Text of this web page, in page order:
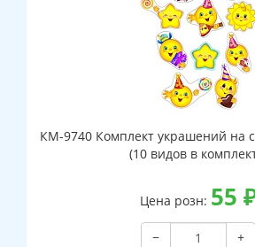
КМ-9740 Комплект украшений на
(10 видов в
Цена розн: 55
−
+